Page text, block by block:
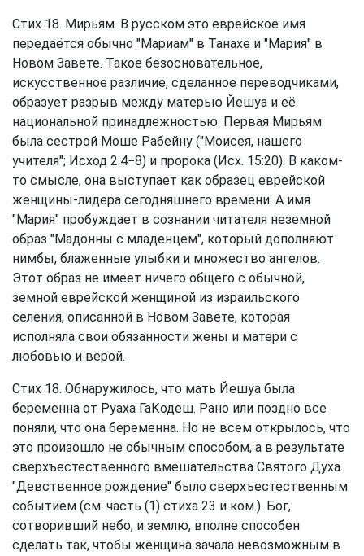
Стих 18. Мирьям. В русском это еврейское имя
передаётся обычно "Мариам" в Танахе и "Мария" в
Новом Завете. Такое безосновательное,
искусственное различие, сделанное переводчиками,
образует разрыв между матерью Йешуа и её
национальной принадлежностью. Первая Мирьям
была сестрой Моше Рабейну ("Моисея, нашего
учителя"; Исход 2:4−8) и пророка (Исх. 15:20). В каком-
то смысле, она выступает как образец еврейской
женщины-лидера сегодняшнего времени. А имя
"Мария" пробуждает в сознании читателя неземной
образ "Мадонны с младенцем", который дополняют
нимбы, блаженные улыбки и множество ангелов.
Этот образ не имеет ничего общего с обычной,
земной еврейской женщиной из израильского
селения, описанной в Новом Завете, которая
исполняла свои обязанности жены и матери с
любовью и верой.
Стих 18. Обнаружилось, что мать Йешуа была
беременна от Руаха ГаКодеш. Рано или поздно все
поняли, что она беременна. Но не всем открылось, что
это произошло не обычным способом, а в результате
сверхъестественного вмешательства Святого Духа.
"Девственное рождение" было сверхъестественным
событием (см. часть (1) стиха 23 и ком.). Бог,
сотворивший небо, и землю, вполне способен
сделать так, чтобы женщина зачала невозможным в